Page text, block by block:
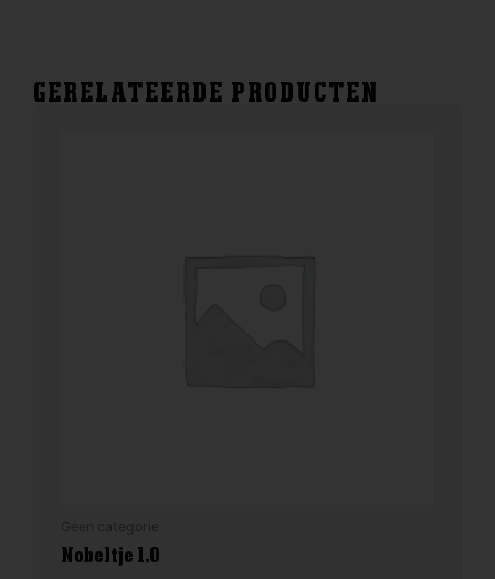
GERELATEERDE PRODUCTEN
Nobeltje 1.0